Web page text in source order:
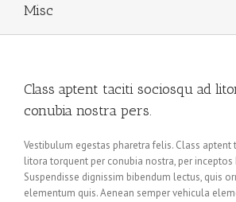
Misc
Class aptent taciti sociosqu ad
conubia nostra pers.
Vestibulum egestas pharetra felis. Class aptent
litora torquent per conubia nostra, per inceptos
Suspendisse dignissim bibendum lectus, quis
elementum quis. Aenean semper vehicula